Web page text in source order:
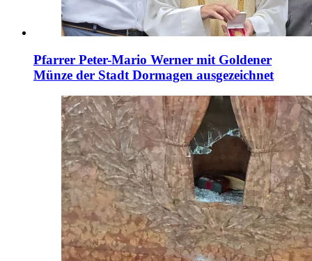
Pfarrer Peter-Mario Werner mit Goldener
Münze der Stadt Dormagen ausgezeichnet